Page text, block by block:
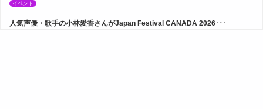
イベント
人気声優・歌手の小林愛香さんがJapan Festival CANADA 2026･･･